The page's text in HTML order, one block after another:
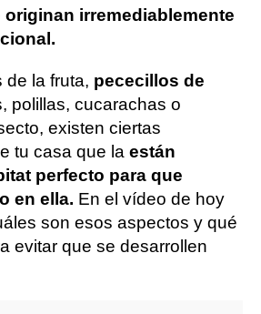
originan irremediablemente
de la fruta, pececillos de
polillas, cucarachas o
existen ciertas
tu casa que la están
perfecto para que
en ella. En el vídeo de hoy
son esos aspectos y qué
evitar que se desarrollen